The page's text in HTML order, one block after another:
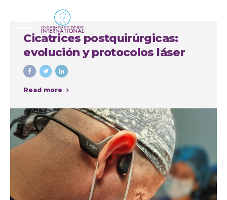
Cicatrices postquirúrgicas:
evolución y protocolos láser
Read more